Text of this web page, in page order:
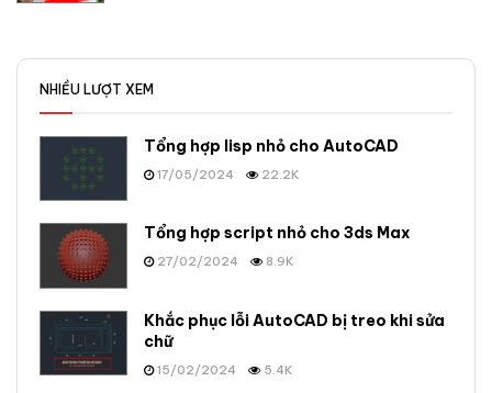
NHIỀU LƯỢT XEM
Tổng hợp lisp nhỏ cho AutoCAD
17/05/2024 22.2K
Tổng hợp script nhỏ cho 3ds Max
27/02/2024 8.9K
Khắc phục lỗi AutoCAD bị treo khi sửa
chữ
15/02/2024 5.4K